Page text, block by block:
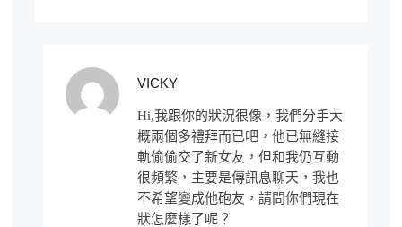
VICKY
Hi,我跟你的狀況很像，我們分手大
概兩個多禮拜而已吧，他已無縫接
軌偷偷交了新女友，但和我仍互動
很頻繁，主要是傳訊息聊天，我也
不希望變成他砲友，請問你們現在
狀怎麼樣了呢？